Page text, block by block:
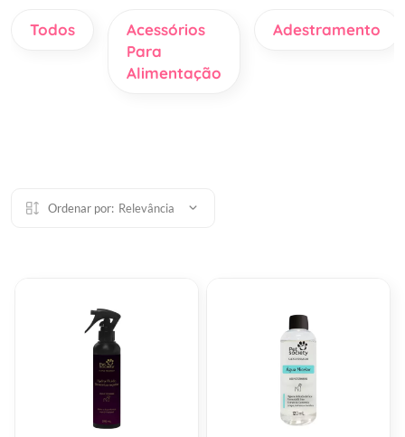
Todos
Acessórios
Para
Alimentação
Adestramento
Ordenar por: Relevância